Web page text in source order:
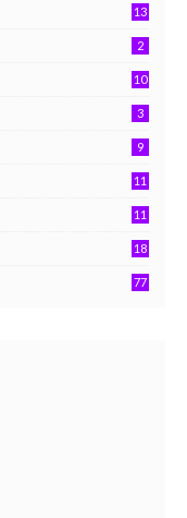
13
2
10
3
9
11
11
18
77